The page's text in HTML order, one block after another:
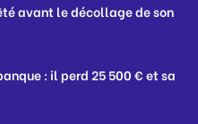
avant le décollage de son
: il perd 25 500 € et sa